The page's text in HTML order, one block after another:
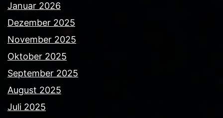
Januar 2026
Dezember 2025
November 2025
Oktober 2025
September 2025
August 2025
Juli 2025